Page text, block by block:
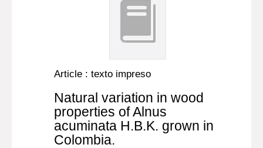
Article : texto impreso
Natural variation in wood
properties of Alnus
acuminata H.B.K. grown in
Colombia.